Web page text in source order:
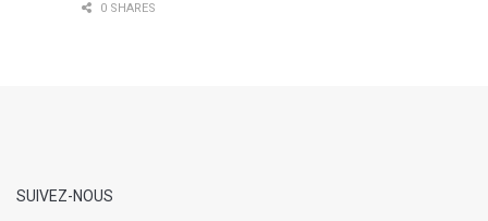
0 SHARES
SUIVEZ-NOUS